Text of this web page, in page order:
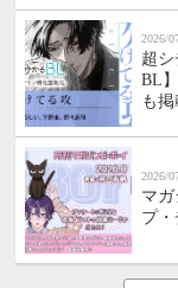
2026/
超
BL
も掲
2026/
マ
プ